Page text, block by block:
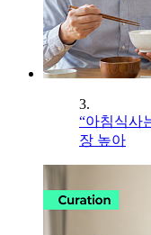
3.
“아침식사
장 높아